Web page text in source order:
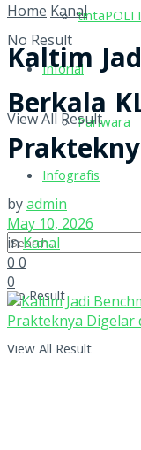
Inforial
Pariwara
Infografis
No Result
View All Result
No Result
View All Result
Home Kanal
Kaltim
Berkala
byadmin
May 10, 2026
inKanal
0 0
0